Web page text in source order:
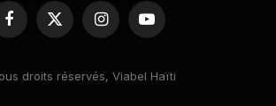
Facebook
X
(Twitter)
InstagramYouTube
droits réservés, Viabel Haïti